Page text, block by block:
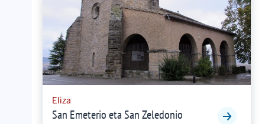
Eliza
San Emeterio eta San Zeledonio